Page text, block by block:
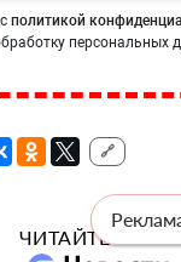
политикой
персональных
🔗
ЧИТАЙТЕ «УГ» В: